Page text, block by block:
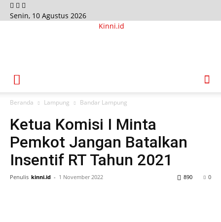
Senin, 10 Agustus 2026
Kinni.id
Beranda Lampung Bandar Lampung
Ketua Komisi I Minta
Pemkot Jangan Batalkan
Insentif RT Tahun 2021
Penulis kinni.id - 1 November 2022 0
890